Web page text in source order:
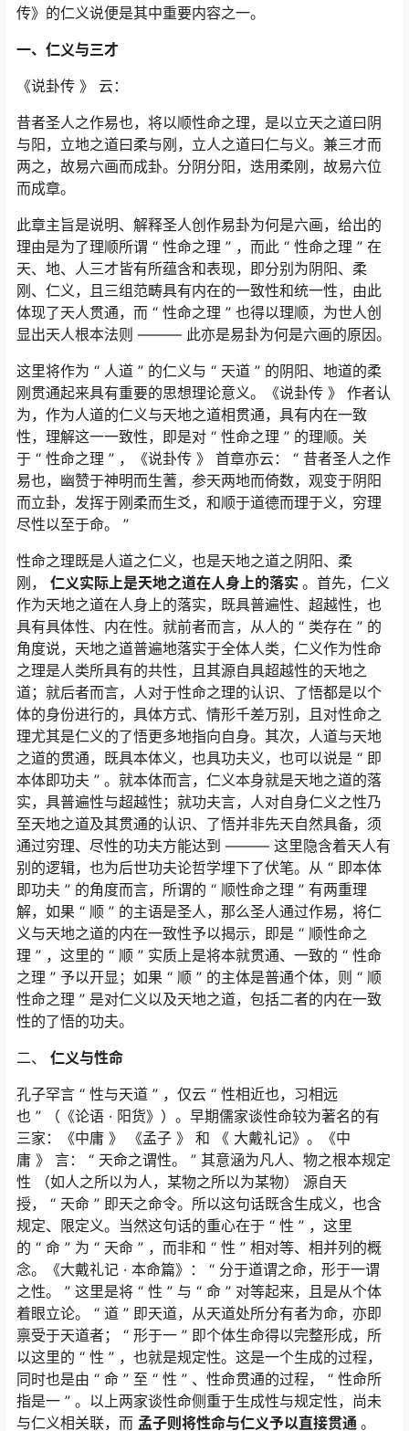
传》的仁义说便是其中重要内容之一。
一、仁义与三才
《说卦传 》 云：
昔者圣人之作易也，将以顺性命之理，是以立天之道曰阴
与阳，立地之道曰柔与刚，立人之道曰仁与义。兼三才而
两之，故易六画而成卦。分阴分阳，迭用柔刚，故易六位
而成章。
此章主旨是说明、解释圣人创作易卦为何是六画，给出的
理由是为了理顺所谓 “ 性命之理 ” ，而此 “ 性命之理 ” 在
天、地、人三才皆有所蕴含和表现，即分别为阴阳、柔
刚、仁义，且三组范畴具有内在的一致性和统一性，由此
体现了天人贯通，而 “ 性命之理 ” 也得以理顺，为世人创
显出天人根本法则 ——— 此亦是易卦为何是六画的原因。
这里将作为 “ 人道 ” 的仁义与 “ 天道 ” 的阴阳、地道的柔
刚贯通起来具有重要的思想理论意义。《说卦传 》 作者认
为，作为人道的仁义与天地之道相贯通，具有内在一致
性，理解这一一致性，即是对 “ 性命之理 ” 的理顺。关
于 “ 性命之理 ” ，《说卦传 》 首章亦云： “ 昔者圣人之作
易也，幽赞于神明而生蓍，参天两地而倚数，观变于阴阳
而立卦，发挥于刚柔而生爻，和顺于道德而理于义，穷理
尽性以至于命。 ”
性命之理既是人道之仁义，也是天地之道之阴阳、柔
刚， 仁义实际上是天地之道在人身上的落实 。首先，仁义
作为天地之道在人身上的落实，既具普遍性、超越性，也
具有具体性、内在性。就前者而言，从人的 “ 类存在 ” 的
角度说，天地之道普遍地落实于全体人类，仁义作为性命
之理是人类所具有的共性，且其源自具超越性的天地之
道；就后者而言，人对于性命之理的认识、了悟都是以个
体的身份进行的，具体方式、情形千差万别，且对性命之
理尤其是仁义的了悟更多地指向自身。其次，人道与天地
之道的贯通，既具本体义，也具功夫义，也可以说是 “ 即
本体即功夫 ” 。就本体而言，仁义本身就是天地之道的落
实，具普遍性与超越性；就功夫言，人对自身仁义之性乃
至天地之道及其贯通的认识、了悟并非先天自然具备，须
通过穷理、尽性的功夫方能达到 ——— 这里隐含着天人有
别的逻辑，也为后世功夫论哲学埋下了伏笔。从 “ 即本体
即功夫 ” 的角度而言，所谓的 “ 顺性命之理 ” 有两重理
解，如果 “ 顺 ” 的主语是圣人，那么圣人通过作易，将仁
义与天地之道的内在一致性予以揭示，即是 “ 顺性命之
理 ” ，这里的 “ 顺 ” 实质上是将本就贯通、一致的 “ 性命
之理 ” 予以开显；如果 “ 顺 ” 的主体是普通个体，则 “ 顺
性命之理 ” 是对仁义以及天地之道，包括二者的内在一致
性的了悟的功夫。
二、 仁义与性命
孔子罕言 “ 性与天道 ” ，仅云 “ 性相近也，习相远
也 ” （《论语 · 阳货》）。早期儒家谈性命较为著名的有
三家：《中庸 》 《孟子 》 和 《 大戴礼记》。《中
庸 》 言： “ 天命之谓性。 ” 其意涵为凡人、物之根本规定
性 （如人之所以为人，某物之所以为某物） 源自天
授， “ 天命 ” 即天之命令。所以这句话既含生成义，也含
规定、限定义。当然这句话的重心在于 “ 性 ” ，这里
的 “ 命 ” 为 “ 天命 ” ，而非和 “ 性 ” 相对等、相并列的概
念。《大戴礼记 · 本命篇》： “ 分于道谓之命，形于一谓
之性。 ” 这里是将 “ 性 ” 与 “ 命 ” 对等起来，且是从个体
着眼立论。 “ 道 ” 即天道，从天道处所分有者为命，亦即
禀受于天道者； “ 形于一 ” 即个体生命得以完整形成，所
以这里的 “ 性 ” ，也就是规定性。这是一个生成的过程，
同时也是由 “ 命 ” 至 “ 性 ” 、性命贯通的过程， “ 性命所
指是一 ” 。以上两家谈性命侧重于生成性与规定性，尚未
与仁义相关联，而 孟子则将性命与仁义予以直接贯通 。